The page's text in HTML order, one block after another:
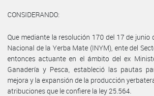
CONSIDERANDO:
Que mediante la resolución 170 del 17 de
Nacional de la Yerba Mate (INYM), ente del
entonces actuante en el ámbito del ex
Ganadería y Pesca, estableció las pautas
mejora y la expansión de la producción
atribuciones que le confiere la ley 25.564.